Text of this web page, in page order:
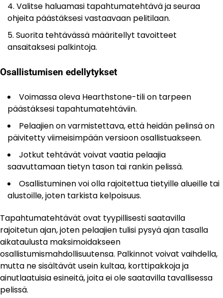
Valitse haluamasi tapahtumatehtävä ja seuraa
ohjeita päästäksesi vastaavaan pelitilaan.
Suorita tehtävässä määritellyt tavoitteet
ansaitaksesi palkintoja.
Osallistumisen edellytykset
Voimassa oleva Hearthstone-tili on tarpeen
päästäksesi tapahtumatehtäviin.
Pelaajien on varmistettava, että heidän pelinsä on
päivitetty viimeisimpään versioon osallistuakseen.
Jotkut tehtävät voivat vaatia pelaajia
saavuttamaan tietyn tason tai rankin pelissä.
Osallistuminen voi olla rajoitettua tietyille alueille tai
alustoille, joten tarkista kelpoisuus.
Tapahtumatehtävät ovat tyypillisesti saatavilla
rajoitetun ajan, joten pelaajien tulisi pysyä ajan tasalla
aikataulusta maksimoidakseen
osallistumismahdollisuutensa. Palkinnot voivat vaihdella,
mutta ne sisältävät usein kultaa, korttipakkoja ja
ainutlaatuisia esineitä, joita ei ole saatavilla tavallisessa
pelissä.